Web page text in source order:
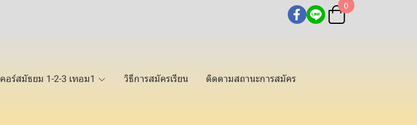
0
คอร์สมัธยม 1-2-3 เทอม1 วิธีการสมัครเรียน ติดตามสถานะการสมัคร